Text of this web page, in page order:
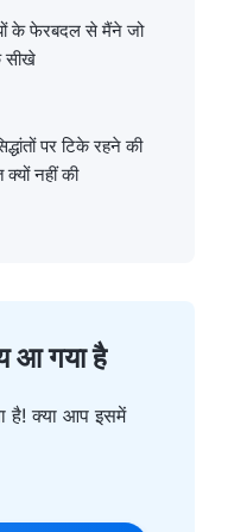
के फेरबदल से मैंने जो
सीखे
पर टिके रहने की
क्यों नहीं की
आ गया है
है! क्या आप इसमें